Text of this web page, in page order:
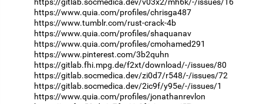
https://www.quia.com/profiles/chrisga487
https://www.tumblr.com/rust-crack-4b
https://www.quia.com/profiles/shaquanav
https://www.quia.com/profiles/cmohamed291
https://www.pinterest.com/3b2quhn
https://gitlab.fhi.mpg.de/f2xt/download/-/issues/80
https://gitlab.socmedica.dev/zi0d7/r548/-/issues/72
https://gitlab.socmedica.dev/2ic9f/y95e/-/issues/1
https://www.quia.com/profiles/jonathanrevlon